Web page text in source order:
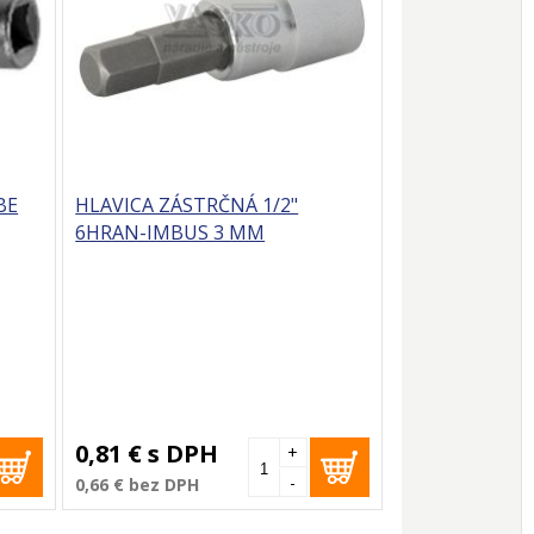
HLAVICA ZÁSTRČNÁ 1/2"
6HRAN-IMBUS 3 MM
0,81 €s DPH
0,66 € bez DPH -
+